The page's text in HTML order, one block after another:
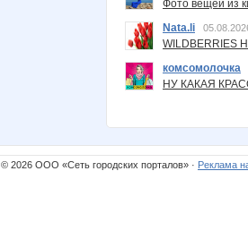
Фото вещей из
Nata.li
комсомолочка
НУ КАКАЯ
© 2026 ООО «Сеть городских порталов» · Реклама